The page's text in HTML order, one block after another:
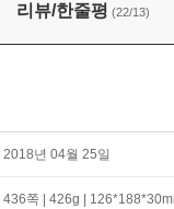
리뷰/한줄평 (22/13)
2018년 04월 25일
436쪽 | 426g |